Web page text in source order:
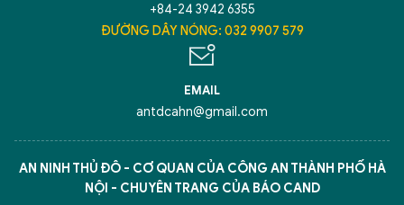
+84-24 3942 6355
ĐƯỜNG DÂY NÓNG: 032 9907 579
EMAIL
antdcahn@gmail.com
AN NINH THỦ ĐÔ - CƠ QUAN CỦA CÔNG AN THÀNH PHỐ HÀ
NỘI - CHUYÊN TRANG CỦA BÁO CAND